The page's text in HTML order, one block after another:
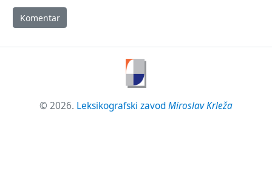
Komentar
© 2026. Leksikografski zavodMiroslav Krleža